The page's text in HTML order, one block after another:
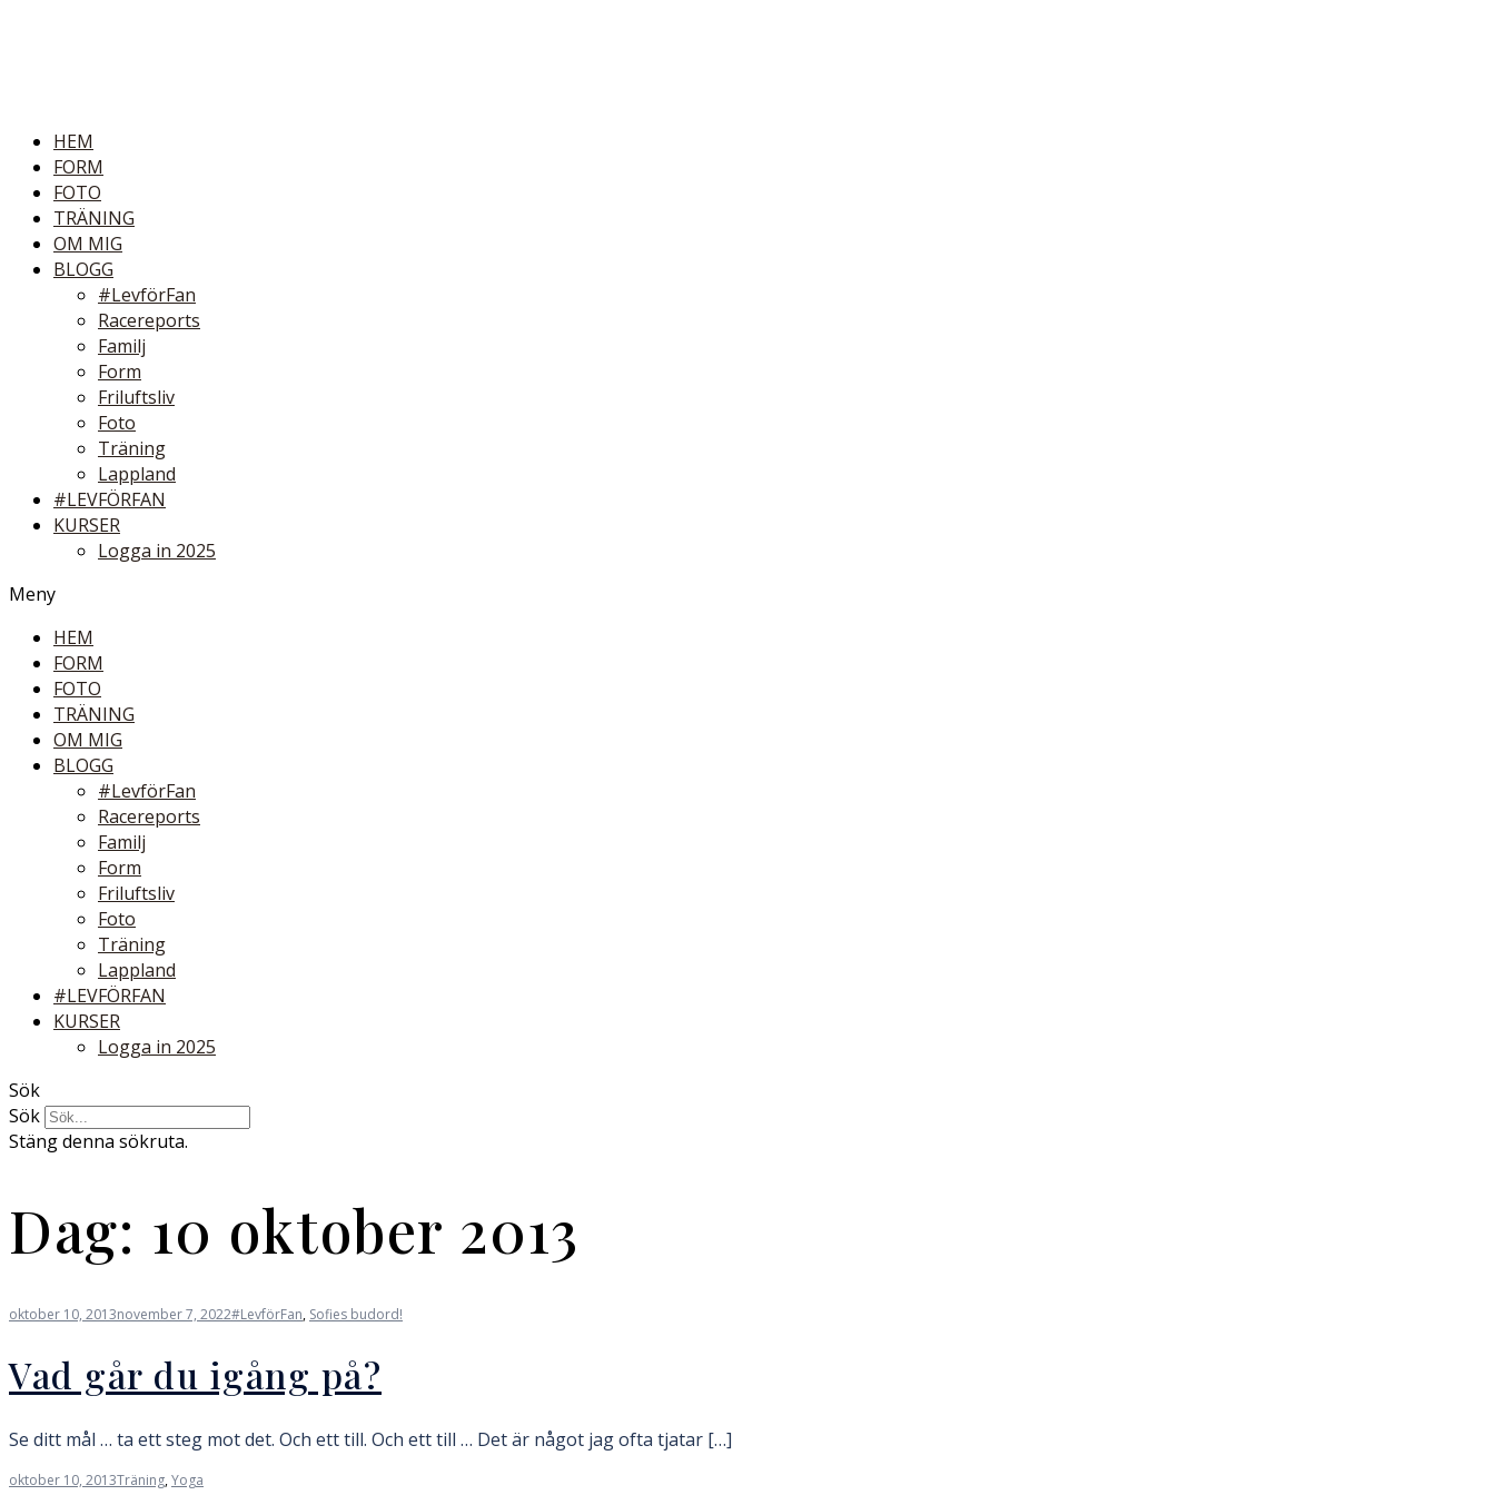
HEM
FORM
FOTO
TRÄNING
OM MIG
BLOGG
#LevförFan
Racereports
Familj
Form
Friluftsliv
Foto
Träning
Lappland
#LEVFÖRFAN
KURSER
Logga in 2025
Meny
HEM
FORM
FOTO
TRÄNING
OM MIG
BLOGG
#LevförFan
Racereports
Familj
Form
Friluftsliv
Foto
Träning
Lappland
#LEVFÖRFAN
KURSER
Logga in 2025
Sök
Sök
Stäng denna sökruta.
Dag: 10 oktober 2013
oktober 10, 2013november 7, 2022#LevförFan, Sofies budord!
Vad går du igång på?
Se ditt mål … ta ett steg mot det. Och ett till. Och ett till … Det är något jag ofta tjatar […]
oktober 10, 2013Träning,Yoga